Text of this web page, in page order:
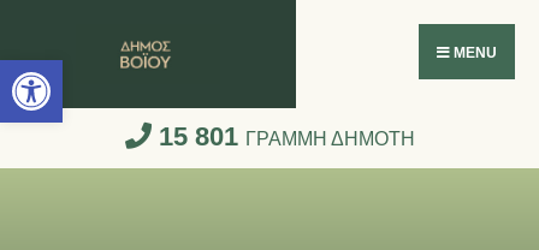
Ανοίξτε τη γραμμή εργαλείων
MENU
15 801 ΓΡΑΜΜΗ ΔΗΜΟΤΗ